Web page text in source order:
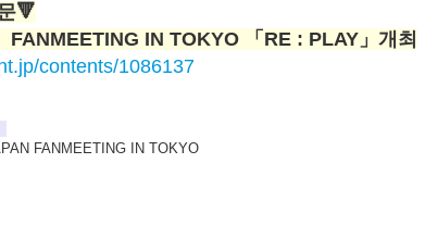
🔻
FANMEETING IN TOKYO 「RE : PLAY」개최
contents/1086137
FANMEETING IN TOKYO